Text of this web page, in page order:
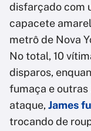
disfarçado com
capacete
metrô de Nova
No total, 10
disparos,
fumaça e outras
ataque, James
trocando de